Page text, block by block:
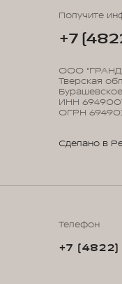
Получите
+7
ООО
Тверская
ИНН
ОГРН
Сделано в
Телефон
+7